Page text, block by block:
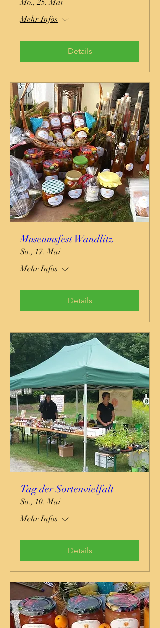
Mo., 25. Mai
Mehr Infos
Details
Museumsfest Wandlitz
So., 17. Mai
Mehr Infos
Details
Tag der Sortenvielfalt
So., 10. Mai
Mehr Infos
Details